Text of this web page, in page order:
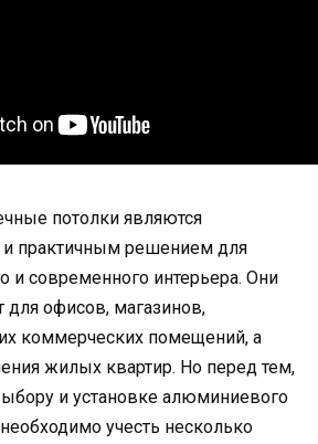
потолки являются
практичным решением для
и современного интерьера. Они
для офисов, магазинов,
коммерческих помещений, а
жилых квартир. Но перед тем,
и установке алюминиевого
учесть несколько